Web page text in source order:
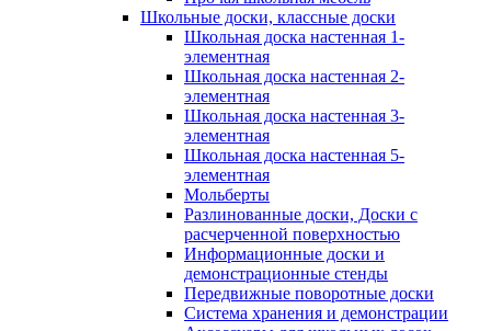
Школьные доски, классные доски
Школьная доска настенная 1-
элементная
Школьная доска настенная 2-
элементная
Школьная доска настенная 3-
элементная
Школьная доска настенная 5-
элементная
Мольберты
Разлинованные доски, Доски с
расчерченной поверхностью
Информационные доски и
демонстрационные стенды
Передвижные поворотные доски
Система хранения и демонстрации